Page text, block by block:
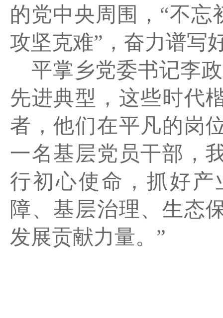
的党中央周围， “不忘
攻坚克难”，奋力谱写
平掌乡党委书记李
先进典型，这些时代
者，他们在平凡的岗
一名基层党员干部，
行初心使命，抓好
障、基层治理、生态
发展贡献力量。”